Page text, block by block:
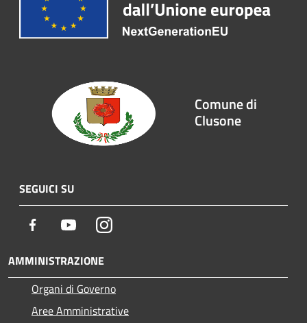
Comune di
Clusone
SEGUICI SU
Facebook YoutubeInstagram
AMMINISTRAZIONE
Organi di Governo
Aree Amministrative